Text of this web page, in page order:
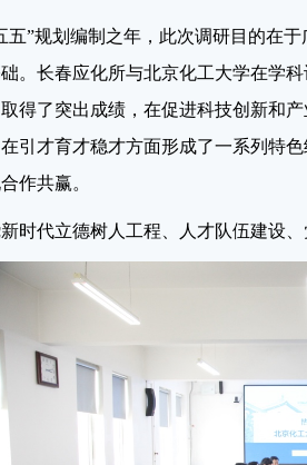
五”规划编制之年，此次调研目的在
。长春应化所与北京化工大学在学
得了突出成绩，在促进科技创新和
引才育才稳才方面形成了一系列特
作共赢。
时代立德树人工程、人才队伍建设